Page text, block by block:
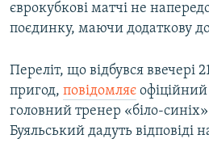
єврокубкові матчі не
поєдинку, маючи додаткову
Переліт, що відбувся ввечері
пригод, повідомляє офіційний
головний тренер «біло-синіх»
Буяльський дадуть відповіді